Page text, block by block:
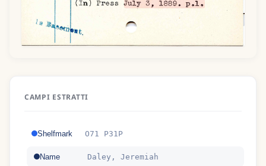
CAMPI ESTRATTI
Shelfmark O71 P31P
Name Daley, Jeremiah